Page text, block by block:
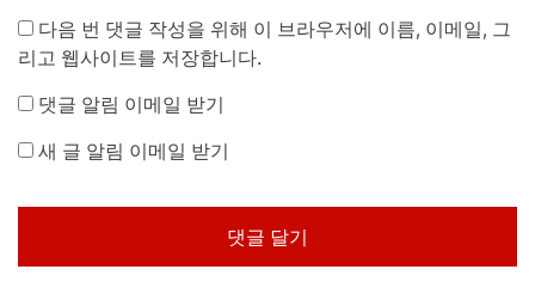
다음 번 댓글 작성을 위해 이 브라우저에 이름, 이메일, 그
리고 웹사이트를 저장합니다.
댓글 알림 이메일 받기
새 글 알림 이메일 받기